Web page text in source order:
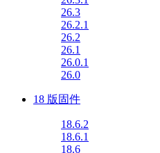
26.3
26.2.1
26.2
26.1
26.0.1
26.0
18 版固件
18.6.2
18.6.1
18.6